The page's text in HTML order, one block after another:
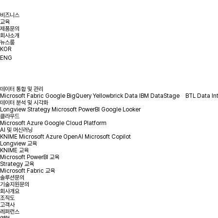
비즈니스
교육
제품문의
회사소개
뉴스룸
KOR
ENG
데이터 통합 및 관리
Microsoft Fabric Google BigQuery Yellowbrick Data IBM DataStage
BTL Data
데이터 분석 및 시각화
Longview Strategy Microsoft PowerBI Google Looker
클라우드
Microsoft Azure Google Cloud Platform
AI 및 머신러닝
KNIME Microsoft Azure OpenAI Microsoft Copilot
Longview 교육
KNIME 교육
Microsoft PowerBI 교육
Strategy 교육
Microsoft Fabric 교육
솔루션문의
기술지원문의
회사개요
조직도
고객사
레퍼런스